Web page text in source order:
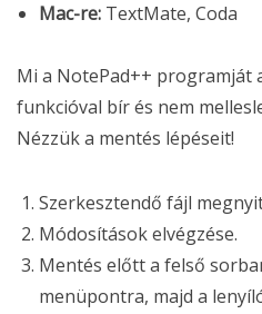
Mac-re: TextMate, Coda
Mi a NotePad++ programját
funkcióval bír és nem
Nézzük a mentés lépéseit!
Szerkesztendő fájl
Módosítások elvégzése.
Mentés előtt a felső
menüpontra, majd a